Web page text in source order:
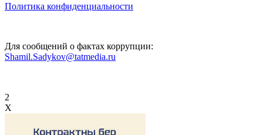
Политика конфиденциальности
Для сообщений о фактах коррупции:
Shamil.Sadykov@tatmedia.ru
2
X